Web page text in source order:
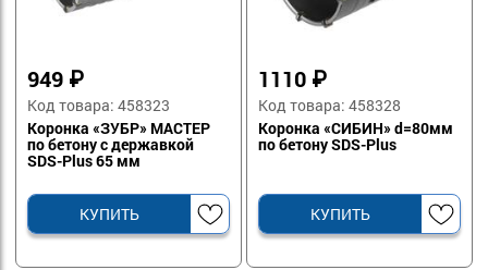
949 ₽
Код товара: 458323
Коронка «ЗУБР» МАСТЕР
по бетону с державкой
SDS-Plus 65 мм
КУПИТЬ
1110 ₽
Код товара: 458328
Коронка «СИБИН» d=80мм
по бетону SDS-Plus
КУПИТЬ